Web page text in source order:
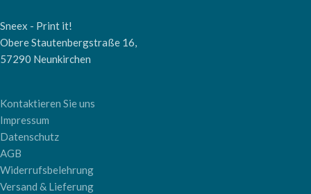
Sneex - Print it!
Obere Stautenbergstraße 16,
57290 Neunkirchen
Kontaktieren Sie uns
Impressum
Datenschutz
AGB
Widerrufsbelehrung
Versand & Lieferung